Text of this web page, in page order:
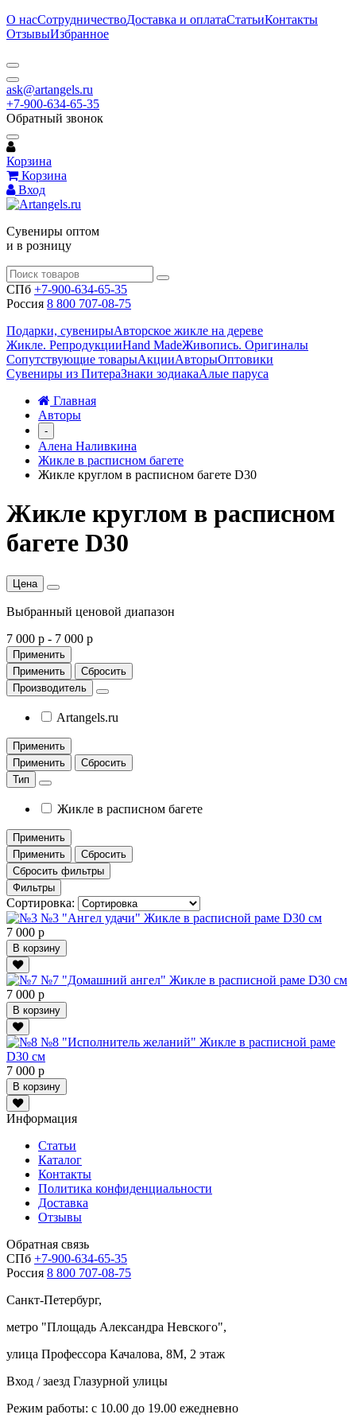
О насСотрудничествоДоставка и оплатаСтатьиКонтакты
ОтзывыИзбранное
ask@artangels.ru
+7-900-634-65-35
Обратный звонок
Корзина
Корзина
Вход
Сувениры оптом
и в розницу
СПб +7-900-634-65-35
Россия 8 800 707-08-75
Подарки, сувенирыАвторское жикле на дереве
Жикле. РепродукцииHand MadeЖивопись. Оригиналы
Сопутствующие товарыАкцииАвторыОптовики
Сувениры из ПитераЗнаки зодиакаАлые паруса
Главная
Авторы
-
Алена Наливкина
Жикле в расписном багете
Жикле круглом в расписном багете D30
Жикле круглом в расписном
багете D30
Цена
Выбранный ценовой диапазон
7 000 р - 7 000 р
Применить
Применить
Сбросить
Производитель
Artangels.ru
Применить
Применить
Сбросить
Тип
Жикле в расписном багете
Применить
Применить
Сбросить
Сбросить фильтры
Фильтры
Сортировка:
№3 "Ангел удачи" Жикле в расписной раме D30 см
7 000 р
В корзину
№7 "Домашний ангел" Жикле в расписной раме D30 см
7 000 р
В корзину
№8 "Исполнитель желаний" Жикле в расписной раме
D30 см
7 000 р
В корзину
Информация
Статьи
Каталог
Контакты
Политика конфиденциальности
Доставка
Отзывы
Обратная связь
СПб +7-900-634-65-35
Россия 8 800 707-08-75
Санкт-Петербург,
метро "Площадь Александра Невского",
улица Профессора Качалова, 8М, 2 этаж
Вход / заезд Глазурной улицы
Режим работы: с 10.00 до 19.00 ежедневно